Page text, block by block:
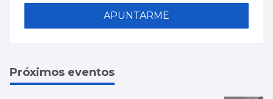
APUNTARME
Próximos eventos